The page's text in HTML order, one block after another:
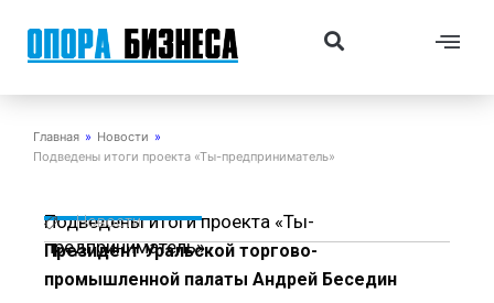
Search
Главная » Новости »
Подведены итоги проекта «Ты-предприниматель»
Подведены итоги проекта «Ты-
предприниматель»
Новости
Президент Уральской торгово-
промышленной палаты Андрей Беседин